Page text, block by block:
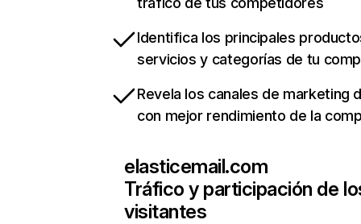
Identifica los principales
servicios y categorías de tu
Revela los canales de marketing
con mejor rendimiento de la
elasticemail.com
Tráfico y participación de
visitantes